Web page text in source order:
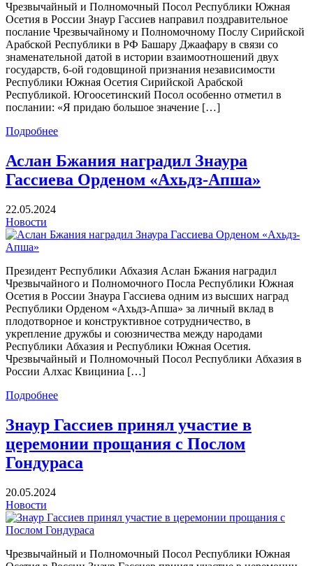
Чрезвычайный и Полномочный Посол Республики Южная
Осетия в России Знаур Гассиев направил поздравительное
послание Чрезвычайному и Полномочному Послу Сирийской
Арабской Республики в РФ Башару Джаафару в связи со
знаменательной датой в истории взаимоотношений двух
государств, 6-ой годовщиной признания независимости
Республики Южная Осетия Сирийской Арабской
Республикой. Югоосетинский Посол особенно отметил в
послании: «Я придаю большое значение […]
Подробнее
Аслан Бжания наградил Знаура
Гассиева Орденом «Ахьдз-Апша»
22.05.2024
Новости
Президент Республики Абхазия Аслан Бжания наградил
Чрезвычайного и Полномочного Посла Республики Южная
Осетия в России Знаура Гассиева одним из высших наград
Республики Орденом «Ахьдз-Апша» за личный вклад в
плодотворное и конструктивное сотрудничество, в
укрепление дружбы и союзничества между народами
Республики Абхазия и Республики Южная Осетия.
Чрезвычайный и Полномочный Посол Республики Абхазия в
России Алхас Квициниа […]
Подробнее
Знаур Гассиев принял участие в
церемонии прощания с Послом
Гондураса
20.05.2024
Новости
Чрезвычайный и Полномочный Посол Республики Южная